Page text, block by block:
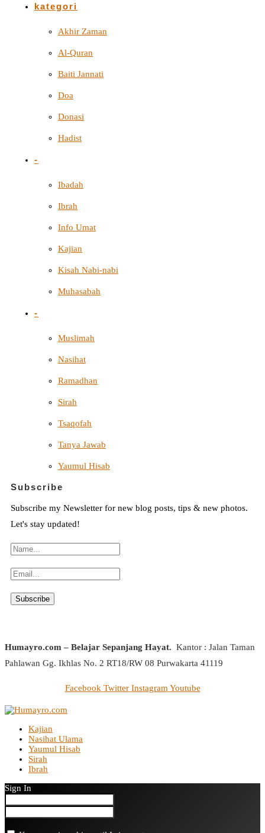
kategori
Akhir Zaman
Al-Quran
Baiti Jannati
Doa
Donasi
Hadist
-
Ibadah
Ibrah
Info Umat
Kajian
Kisah Nabi-nabi
Muhasabah
-
Muslimah
Nasihat
Ramadhan
Sirah
Tsaqofah
Tanya Jawab
Yaumul Hisab
Subscribe
Subscribe my Newsletter for new blog posts, tips & new photos.
Let's stay updated!
Humayro.com – Belajar Sepanjang Hayat. Kantor : Jalan Taman
Pahlawan Gg. Ikhlas No. 2 RT18/RW 08 Purwakarta 41119
Facebook Twitter Instagram Youtube
Kajian
Nasihat Ulama
Yaumul Hisab
Sirah
Ibrah
Sign In